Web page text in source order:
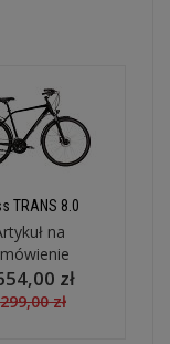
TRANS 8.0
na
zł
zł